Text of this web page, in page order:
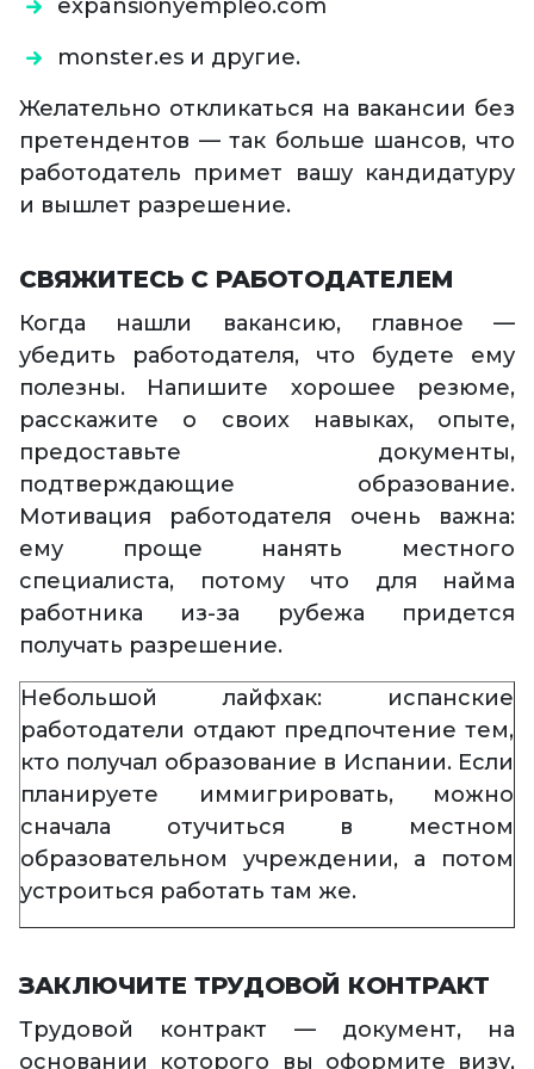
expansionyempleo.com
monster.es и другие.
Желательно откликаться на вакансии без
претендентов — так больше шансов, что
работодатель примет вашу кандидатуру
и вышлет разрешение.
СВЯЖИТЕСЬ С РАБОТОДАТЕЛЕМ
Когда нашли вакансию, главное —
убедить работодателя, что будете ему
полезны. Напишите хорошее резюме,
расскажите о своих навыках, опыте,
предоставьте документы,
подтверждающие образование.
Мотивация работодателя очень важна:
ему проще нанять местного
специалиста, потому что для найма
работника из-за рубежа придется
получать разрешение.
Небольшой лайфхак: испанские
работодатели отдают предпочтение тем,
кто получал образование в Испании. Если
планируете иммигрировать, можно
сначала отучиться в местном
образовательном учреждении, а потом
устроиться работать там же.
ЗАКЛЮЧИТЕ ТРУДОВОЙ КОНТРАКТ
Трудовой контракт — документ, на
основании которого вы оформите визу,